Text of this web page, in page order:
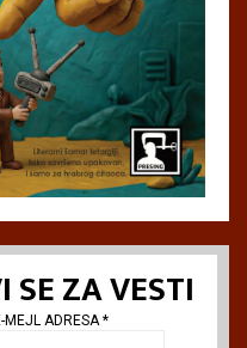
SE ZA VESTI
MEJL ADRESA*